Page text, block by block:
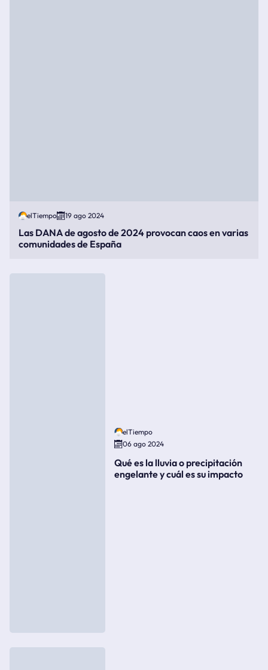
elTiempo 19 ago 2024
Las DANA de agosto de 2024 provocan caos en varias
comunidades de España
elTiempo
06 ago 2024
Qué es la lluvia o precipitación
engelante y cuál es su impacto